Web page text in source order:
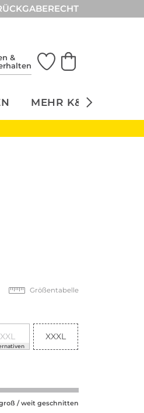
&
MEHR K&Ö
Größentabelle
XXL XXXL
/ weit geschnitten